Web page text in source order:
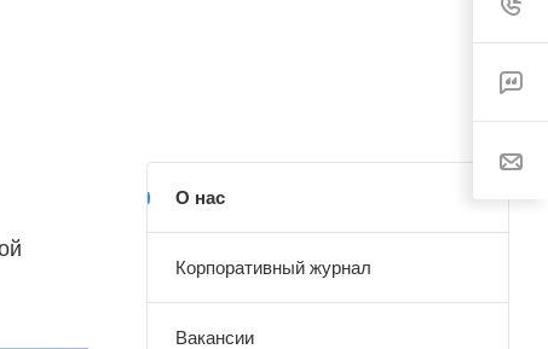
О нас
Корпоративный журнал
Вакансии